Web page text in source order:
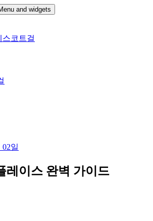
and widgets
코트걸
02일
레이스 완벽 가이드